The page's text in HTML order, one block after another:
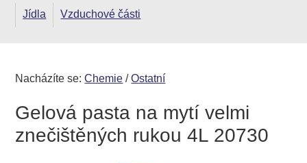
Jídla Vzduchové části
Nacházíte se:Chemie /Ostatní
Gelová pasta na mytí velmi
znečištěných rukou 4L 20730